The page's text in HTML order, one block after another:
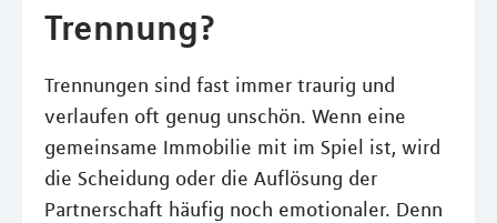
Trennung?
Trennungen sind fast immer traurig und
verlaufen oft genug unschön. Wenn eine
gemeinsame Immobilie mit im Spiel ist, wird
die Scheidung oder die Auflösung der
Partnerschaft häufig noch emotionaler. Denn